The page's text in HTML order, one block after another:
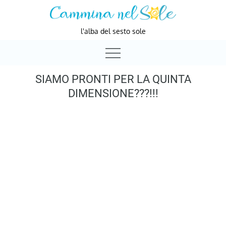
l'alba del sesto sole
SIAMO PRONTI PER LA QUINTA
DIMENSIONE???!!!